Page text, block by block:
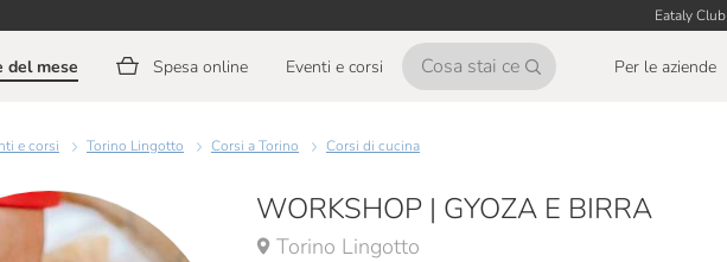
Eataly Club
del mese Spesa online Eventi e corsi Per le aziende
e corsi Torino Lingotto Corsi a Torino Corsi di cucina
WORKSHOP | GYOZA E BIRRA
Torino Lingotto